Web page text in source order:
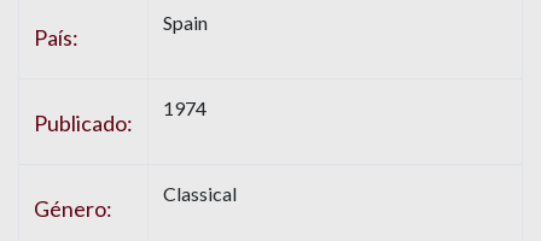
País:
Spain
Publicado:
1974
Género:
Classical